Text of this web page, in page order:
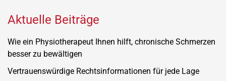
Aktuelle Beiträge
Wie ein Physiotherapeut Ihnen hilft, chronische Schmerzen
besser zu bewältigen
Vertrauenswürdige Rechtsinformationen für jede Lage